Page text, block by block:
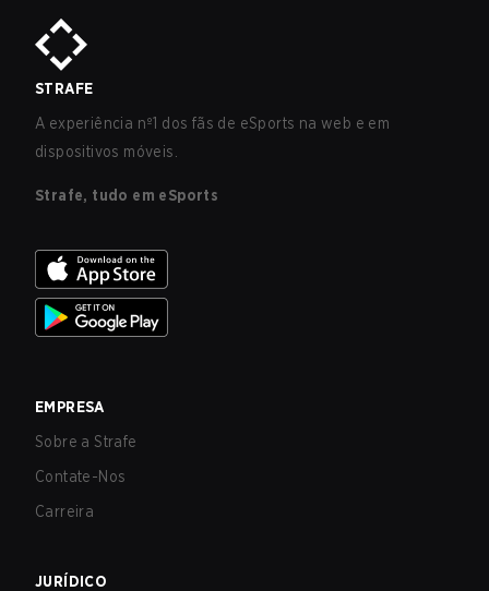
STRAFE
A experiência nº1 dos fãs de eSports na web e em
dispositivos móveis.
Strafe, tudo em eSports
EMPRESA
Sobre a Strafe
Contate-Nos
Carreira
JURÍDICO